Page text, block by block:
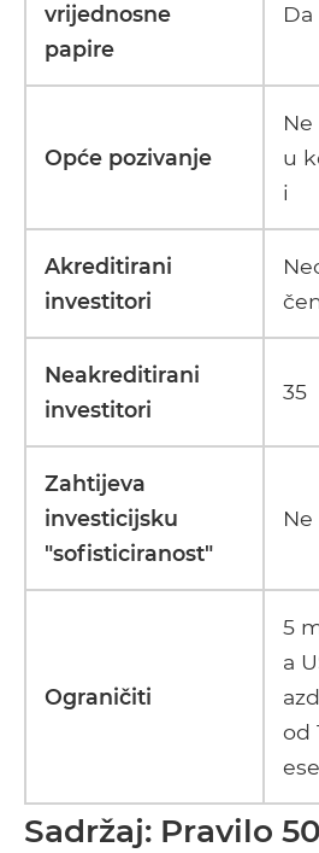
vrijednosne
papire
Da
Opće pozivanje
u
i
Akreditirani
investitori
Neakreditirani
investitori
35
Zahtijeva
investicijsku
"sofisticiranost"
Ne
Ograničiti
5
a
od
Sadržaj: Pravilo